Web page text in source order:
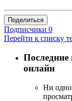
Поделиться
Подписчики 0
Перейти к списку
Последние
онлайн
Ни